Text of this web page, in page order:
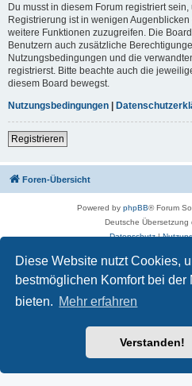
Diese Website nutzt Cookies,
bestmöglichen Komfort bei der
bieten. Mehr erfahren
Verstanden!
Du musst in diesem Forum registriert
Registrierung ist in wenigen
weitere Funktionen zuzugreifen. Die
Benutzern auch zusätzliche
Nutzungsbedingungen und die
registrierst. Bitte beachte auch die
diesem Board bewegst.
Nutzungsbedingungen |
Registrieren
Foren-Übersicht
Powered by phpBB® Forum
Deutsche Übersetzung
Datenschutz|